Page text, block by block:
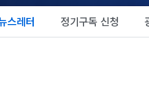
스레터 정기구독 신청